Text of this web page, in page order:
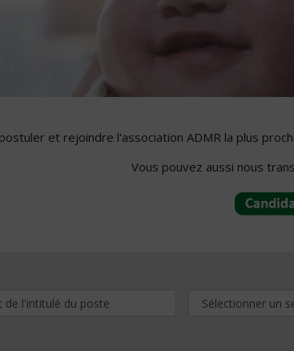
et rejoindre l'association ADMR la plus
Vous pouvez aussi nous